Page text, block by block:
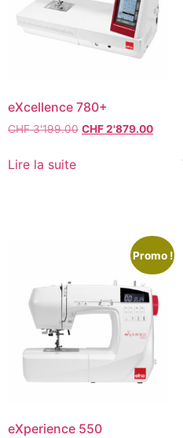
eXcellence 780+
CHF3'199.00 CHF2'879.00
Lire la suite
Promo !
eXperience 550